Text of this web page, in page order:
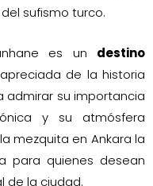
sufismo turco.
es un destino
de la historia
admirar su importancia
y su atmósfera
mezquita en Ankara la
para quienes desean
de la ciudad.